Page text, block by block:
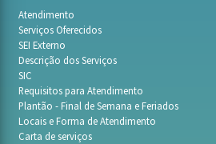
Atendimento
Serviços Oferecidos
SEI Externo
Descrição dos Serviços
SIC
Requisitos para Atendimento
Plantão - Final de Semana e Feriados
Locais e Forma de Atendimento
Carta de serviços